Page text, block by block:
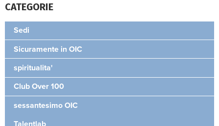
CATEGORIE
Sedi
Sicuramente in OIC
spiritualita'
Club Over 100
sessantesimo OIC